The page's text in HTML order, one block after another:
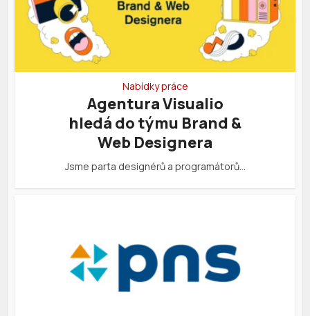
Nabídky práce
Agentura Visualio
hledá do týmu Brand &
Web Designera
Jsme parta designérů a programátorů…